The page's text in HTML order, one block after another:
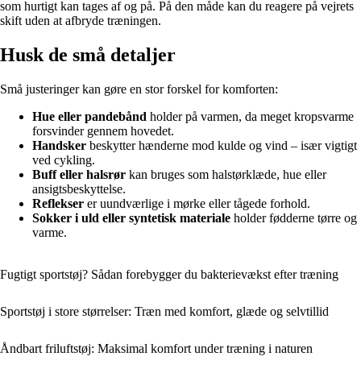
som hurtigt kan tages af og på. På den måde kan du reagere på vejrets
skift uden at afbryde træningen.
Husk de små detaljer
Små justeringer kan gøre en stor forskel for komforten:
Hue eller pandebånd holder på varmen, da meget kropsvarme
forsvinder gennem hovedet.
Handsker beskytter hænderne mod kulde og vind – især vigtigt
ved cykling.
Buff eller halsrør kan bruges som halstørklæde, hue eller
ansigtsbeskyttelse.
Reflekser er uundværlige i mørke eller tågede forhold.
Sokker i uld eller syntetisk materiale holder fødderne tørre og
varme.
Fugtigt sportstøj? Sådan forebygger du bakterievækst efter træning
Sportstøj i store størrelser: Træn med komfort, glæde og selvtillid
Åndbart friluftstøj: Maksimal komfort under træning i naturen